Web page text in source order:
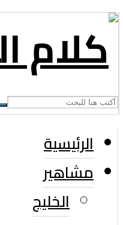
الرئيسية
مشاهير
الخليج